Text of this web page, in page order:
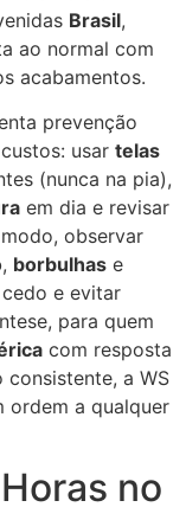
Brasil,
ao normal com
acabamentos.
prevenção
usar telas
(nunca na pia),
em dia e revisar
observar
, borbulhas e
e evitar
para quem
com resposta
a WS
ordem a qualquer
no